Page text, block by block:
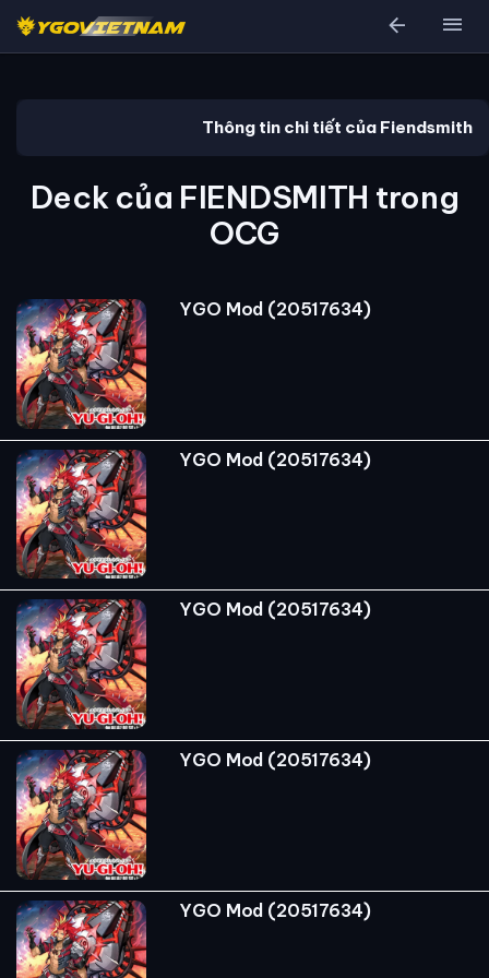
arrow_back menu
Thông tin chi tiết của Fiendsmith
Deck của FIENDSMITH trong
OCG
YGO Mod (20517634)
YGO Mod (20517634)
YGO Mod (20517634)
YGO Mod (20517634)
YGO Mod (20517634)